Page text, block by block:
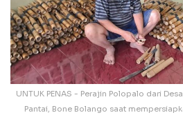
UNTUK PENAS - Perajin Polopalo dari
Pantai, Bone Bolango saat